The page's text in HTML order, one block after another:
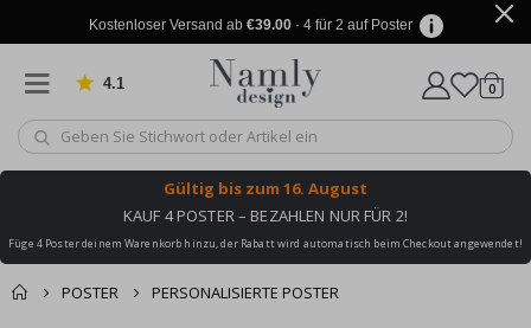
Kostenloser Versand ab €39.00· 4 für 2 auf Poster
4.1 von 1034 Bewertungen
Wagen
0
Gültig bis zum 16. August
KAUF 4 POSTER – BEZAHLEN NUR FÜR 2!
Füge 4 Poster deinem Warenkorb hinzu, der Rabatt wird automatisch beim Checkout angewendet!
POSTER PERSONALISIERTE POSTER